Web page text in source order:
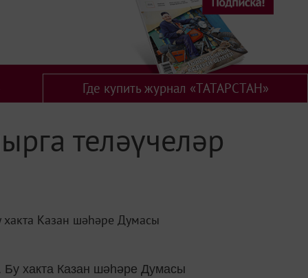
Где купить журнал «ТАТАРСТАН»
теләүчеләр
хакта Казан шәһәре Думасы
хакта Казан шәһәре Думасы